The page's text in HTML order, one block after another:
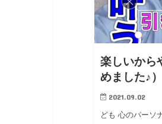
楽しいから
めました♪）
2021.09.02
ども 心のパーソ